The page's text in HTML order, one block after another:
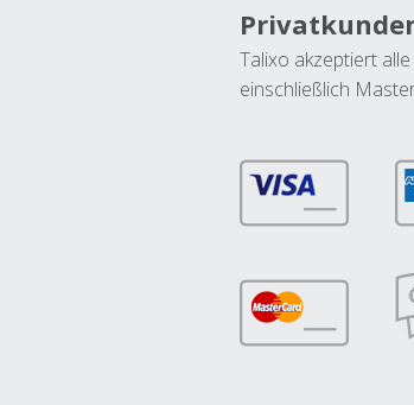
Talixo akzeptiert
einschließlich